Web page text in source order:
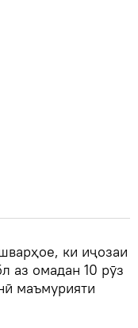
ки иҷозаи
аз омадан 10 рӯз
маъмурияти